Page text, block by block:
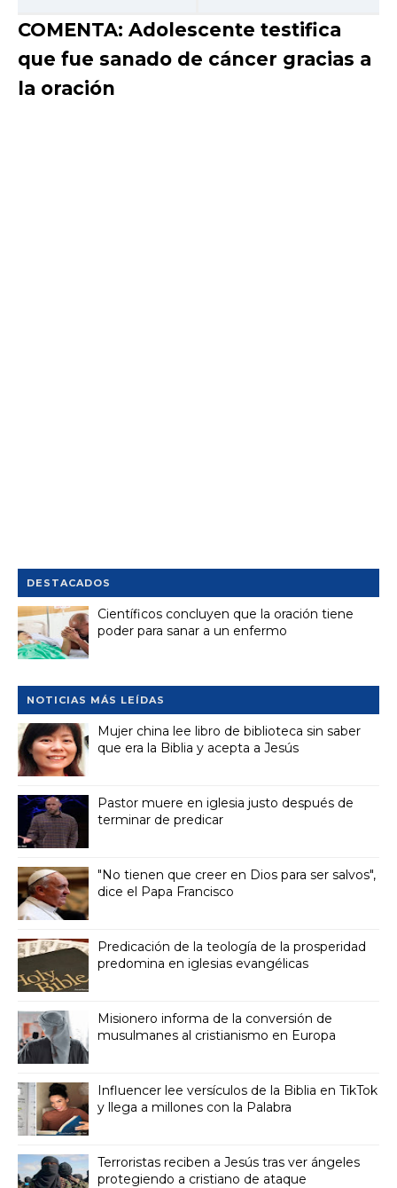
COMENTA: Adolescente testifica
que fue sanado de cáncer gracias a
la oración
DESTACADOS
Científicos concluyen que la oración tiene
poder para sanar a un enfermo
NOTICIAS MÁS LEÍDAS
Mujer china lee libro de biblioteca sin saber
que era la Biblia y acepta a Jesús
Pastor muere en iglesia justo después de
terminar de predicar
"No tienen que creer en Dios para ser salvos",
dice el Papa Francisco
Predicación de la teología de la prosperidad
predomina en iglesias evangélicas
Misionero informa de la conversión de
musulmanes al cristianismo en Europa
Influencer lee versículos de la Biblia en TikTok
y llega a millones con la Palabra
Terroristas reciben a Jesús tras ver ángeles
protegiendo a cristiano de ataque